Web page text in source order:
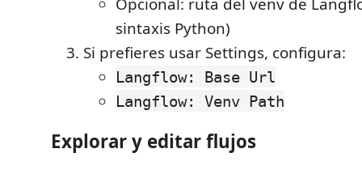
sintaxis Python)
Si prefieres usar Settings, configura:
Langflow: Base Url
Langflow: Venv Path
Explorar y editar flujos